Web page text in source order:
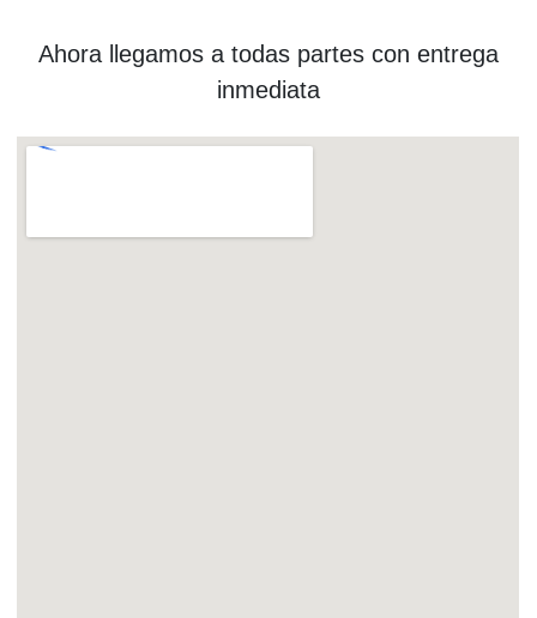
Ahora llegamos a todas partes con entrega
inmediata